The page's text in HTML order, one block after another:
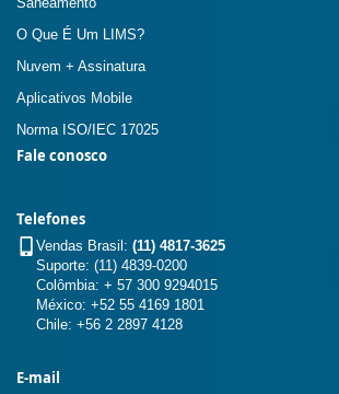
O Que É Um LIMS?
Nuvem + Assinatura
Aplicativos Mobile
Norma ISO/IEC 17025
Fale conosco
Telefones
Vendas Brasil: (11) 4817-3625
Suporte: (11) 4839-0200
Colômbia: + 57 300 9294015
México: +52 55 4169 1801
Chile: +56 2 2897 4128
E-mail